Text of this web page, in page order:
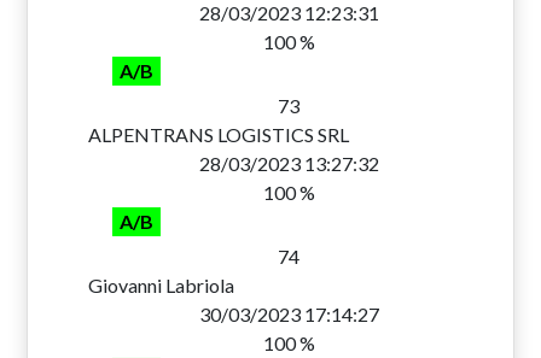
28/03/2023 12:23:31
100 %
A/B
73
ALPENTRANS LOGISTICS SRL
28/03/2023 13:27:32
100 %
A/B
74
Giovanni Labriola
30/03/2023 17:14:27
100 %